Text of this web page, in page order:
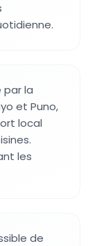
par la
et Puno,
local
les
de